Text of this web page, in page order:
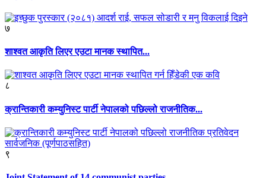
७
शाश्वत आकृति लिएर एउटा मानक स्थापित...
८
क्रान्तिकारी कम्युनिस्ट पार्टी नेपालको पछिल्लो राजनीतिक...
९